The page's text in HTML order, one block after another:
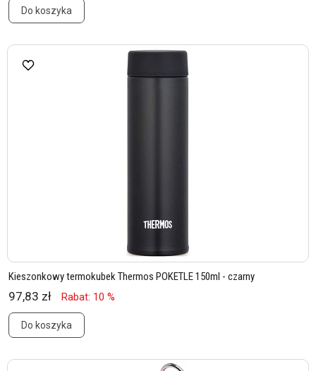
Do koszyka
Kieszonkowy termokubek Thermos POKETLE 150ml - czarny
97,83 zł Rabat: 10 %
Do koszyka